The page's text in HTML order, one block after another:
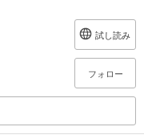
試し読み
フォロー